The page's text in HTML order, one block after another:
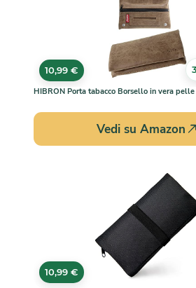
10,99 €
HIBRON Porta tabacco Borsello in vera
Vedi su Amazon
10,99 €